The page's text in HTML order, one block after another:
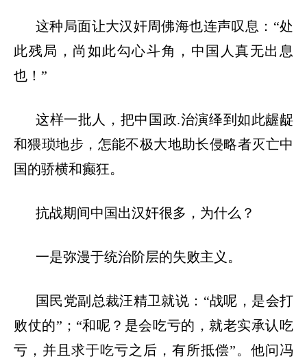
这种局面让大汉奸周佛海也连声叹息： “处
此残局，尚如此勾心斗角，中国人真无出息
也！”
这样一批人，把中国政.治演绎到如此龌龊
和猥琐地步，怎能不极大地助长侵略者灭亡中
国的骄横和癫狂。
抗战期间中国出汉奸很多，为什么？
一是弥漫于统治阶层的失败主义。
国民党副总裁汪精卫就说： “战呢，是会打
败仗的”；“和呢？是会吃亏的，就老实承认吃
亏，并且求于吃亏之后，有所抵偿”。他问冯